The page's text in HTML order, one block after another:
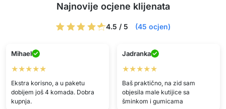
Najnovije ocjene klijenata
4.5 / 5 (45 ocjen)
Mihael
★★★★★
Ekstra korisno, a u paketu
dobijem još 4 komada. Dobra
kupnja.
Jadranka
★★★★★
Baš praktično, na zid sam
objesila male kutijice sa
šminkom i gumicama